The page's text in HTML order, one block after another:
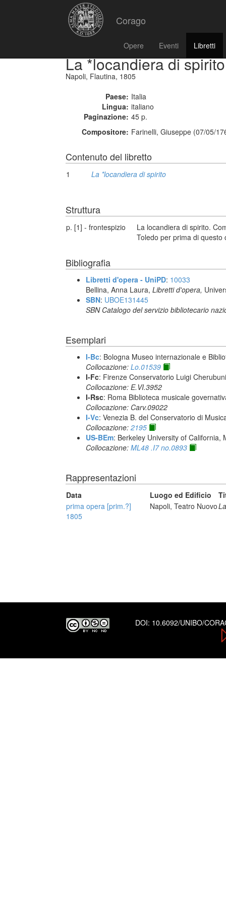
Corago
Opere Eventi Libretti
La *locandiera di spirito
Napoli, Flautina, 1805
Paese: Italia
Lingua: italiano
Paginazione: 45 p.
Compositore: Farinelli, Giuseppe (07/05/
Contenuto del libretto
1 La *locandiera di spirito
Struttura
p. [1] - frontespizio
La locandiera di spirito.
Toledo per prima di
Bibliografia
Libretti d'opera - UniPD: 10033
Bellina, Anna Laura, Libretti d'opera,
SBN: UBOE131445
SBN Catalogo del servizio bibliotecario
Esemplari
I-Bc: Bologna Museo internazionale e
Collocazione: Lo.01539
I-Fc: Firenze Conservatorio Luigi Cherubuni
Collocazione: E.VI.3952
I-Rsc: Roma Biblioteca musicale
Collocazione: Carv.09022
I-Vc: Venezia B. del Conservatorio di
Collocazione: 2195
US-BEm: Berkeley University of California,
Collocazione: ML48 .I7 no.0893
Rappresentazioni
Data Luogo ed Edificio
prima opera [prim.?]
1805
Napoli, Teatro Nuovo
DOI: 10.6092/UNIBO/